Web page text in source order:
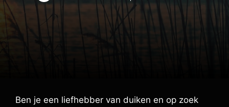
Ben je een liefhebber van duiken en op zoek